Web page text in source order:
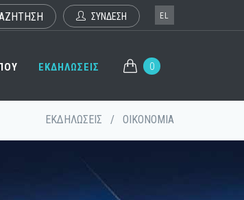
ΣΥΝΔΕΣΗ EL
ΕΚΔΗΛΩΣΕΙΣ 0
ΕΚΔΗΛΩΣΕΙΣ / ΟΙΚΟΝΟΜΙΑ